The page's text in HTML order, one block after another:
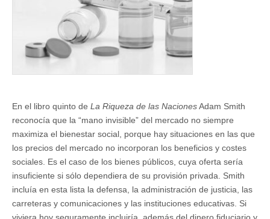
En el libro quinto de La Riqueza de las NacionesAdam Smith
reconocía que la “mano invisible” del mercado no siempre
maximiza el bienestar social, porque hay situaciones en las que
los precios del mercado no incorporan los beneficios y costes
sociales. Es el caso de los bienes públicos, cuya oferta sería
insuficiente si sólo dependiera de su provisión privada. Smith
incluía en esta lista la defensa, la administración de justicia, las
carreteras y comunicaciones y las instituciones educativas. Si